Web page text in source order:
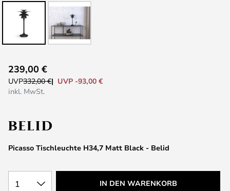
Anfang
der
Picasso Tischleuchte H34,7 Matt Black - Belid
239,00 €
UVP332,00 €
UVP -93,00 €
inkl. MwSt.
1 IN DEN WARENKORB